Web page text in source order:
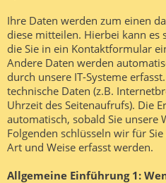
Ihre Daten werden zum einen
diese mitteilen. Hierbei kann es
die Sie in ein Kontaktformular
Andere Daten werden
durch unsere IT-Systeme
technische Daten (z.B.
Uhrzeit des Seitenaufrufs). Die
automatisch, sobald Sie unsere
Folgenden schlüsseln wir für
Art und Weise erfasst werden.
Allgemeine Einführung 1: